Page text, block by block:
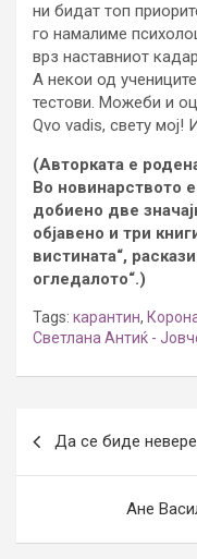
ни бидат топ
го намалиме
врз наставниот
А некои од
тестови. Можеби и
Qvo vadis, свету
(Авторката е
Во новинарството
добиено две
објавено и три
вистината“,
огледалото“.)
Tags: карантин,
Светлана Антиќ -
navigation
Да се биде
Ане